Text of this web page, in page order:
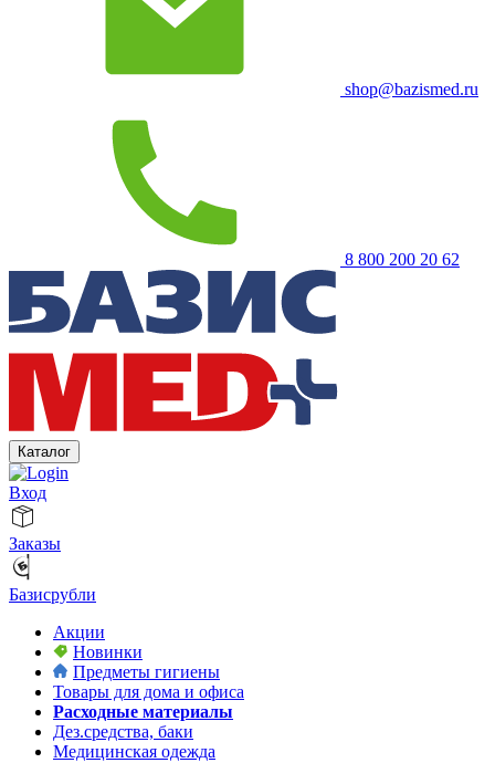
shop@bazismed.ru
8 800 200 20 62
Каталог
Вход
Заказы
Базисрубли
Акции
Новинки
Предметы гигиены
Товары для дома и офиса
Расходные материалы
Дез.средства, баки
Медицинская одежда